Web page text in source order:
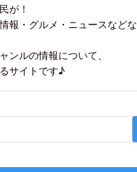
が！
報・グルメ・ニュースなどな
ンルの情報について、
サイトです♪